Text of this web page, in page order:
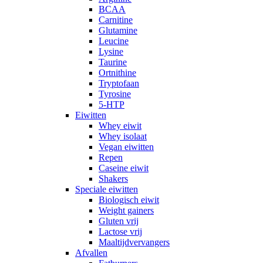
BCAA
Carnitine
Glutamine
Leucine
Lysine
Taurine
Ortnithine
Tryptofaan
Tyrosine
5-HTP
Eiwitten
Whey eiwit
Whey isolaat
Vegan eiwitten
Repen
Caseine eiwit
Shakers
Speciale eiwitten
Biologisch eiwit
Weight gainers
Gluten vrij
Lactose vrij
Maaltijdvervangers
Afvallen